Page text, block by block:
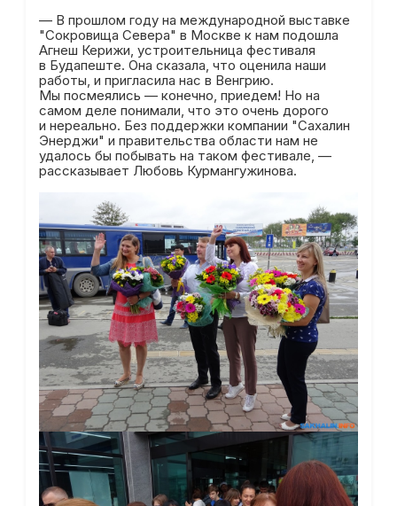
— В прошлом году на международной выставке
"Сокровища Севера" в Москве к нам подошла
Агнеш Керижи, устроительница фестиваля
в Будапеште. Она сказала, что оценила наши
работы, и пригласила нас в Венгрию.
Мы посмеялись — конечно, приедем! Но на
самом деле понимали, что это очень дорого
и нереально. Без поддержки компании "Сахалин
Энерджи" и правительства области нам не
удалось бы побывать на таком фестивале, —
рассказывает Любовь Курмангужинова.